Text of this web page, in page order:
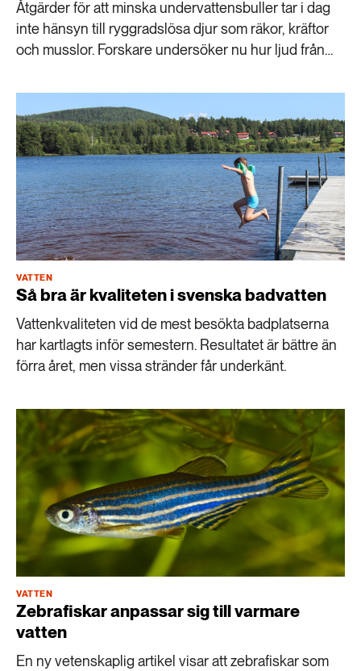
Åtgärder för att minska undervattensbuller tar i dag
inte hänsyn till ryggradslösa djur som räkor, kräftor
och musslor. Forskare undersöker nu hur ljud från
VATTEN
Så bra är kvaliteten i svenska badvatten
Vattenkvaliteten vid de mest besökta badplatserna
har kartlagts inför semestern. Resultatet är bättre än
förra året, men vissa stränder får underkänt.
VATTEN
Zebrafiskar anpassar sig till varmare
vatten
En ny vetenskaplig artikel visar att zebrafiskar som